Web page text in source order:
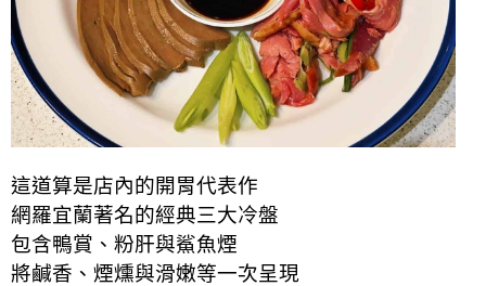
這道算是店內的開胃代表作
網羅宜蘭著名的經典三大冷盤
包含鴨賞、粉肝與鯊魚煙
將鹹香、煙燻與滑嫩等一次呈現